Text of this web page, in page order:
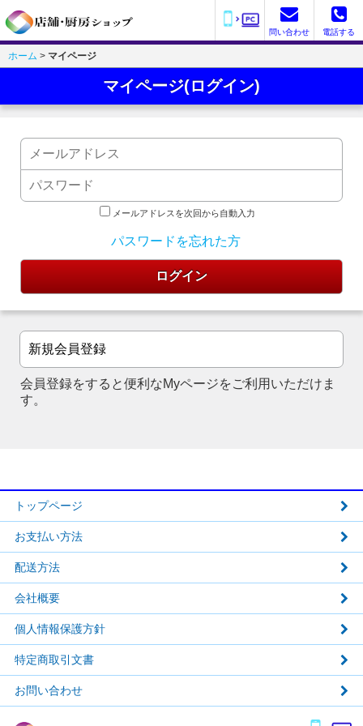
電話する
問い合わせ
ホーム > マイページ
マイページ(ログイン)
メールアドレスを次回から自動入力
パスワードを忘れた方
新規会員登録
会員登録をすると便利なMyページをご利用いただけま
す。
トップページ
お支払い方法
配送方法
会社概要
個人情報保護方針
特定商取引文書
お問い合わせ